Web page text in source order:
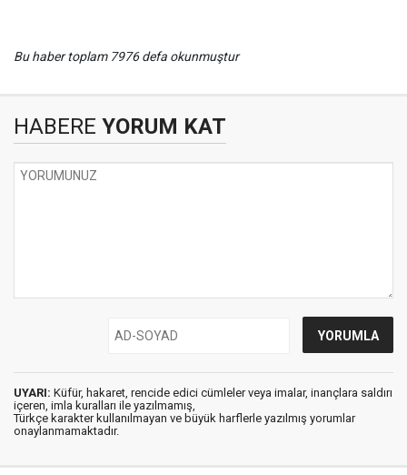
Bu haber toplam 7976 defa okunmuştur
HABERE YORUM KAT
UYARI: Küfür, hakaret, rencide edici cümleler veya imalar, inançlara saldırı
içeren, imla kuralları ile yazılmamış,
Türkçe karakter kullanılmayan ve büyük harflerle yazılmış yorumlar
onaylanmamaktadır.